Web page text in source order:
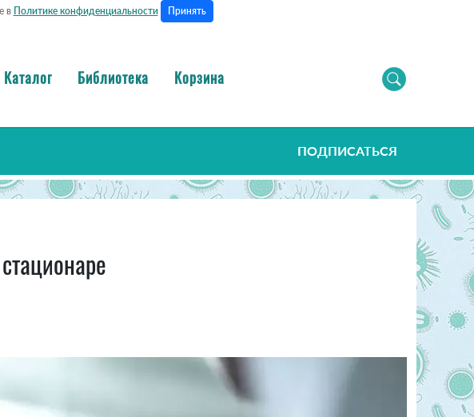
в Политике конфиденциальности Принять
Каталог Библиотека Корзина
ПОДПИСАТЬСЯ